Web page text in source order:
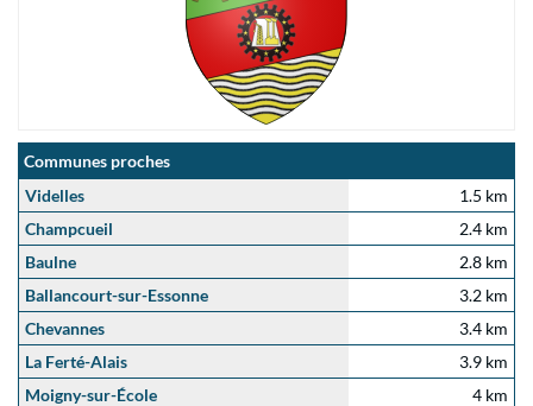
Communes proches
Videlles
1.5 km
Champcueil
2.4 km
Baulne
2.8 km
Ballancourt-sur-Essonne
3.2 km
Chevannes
3.4 km
La Ferté-Alais
3.9 km
Moigny-sur-École
4 km